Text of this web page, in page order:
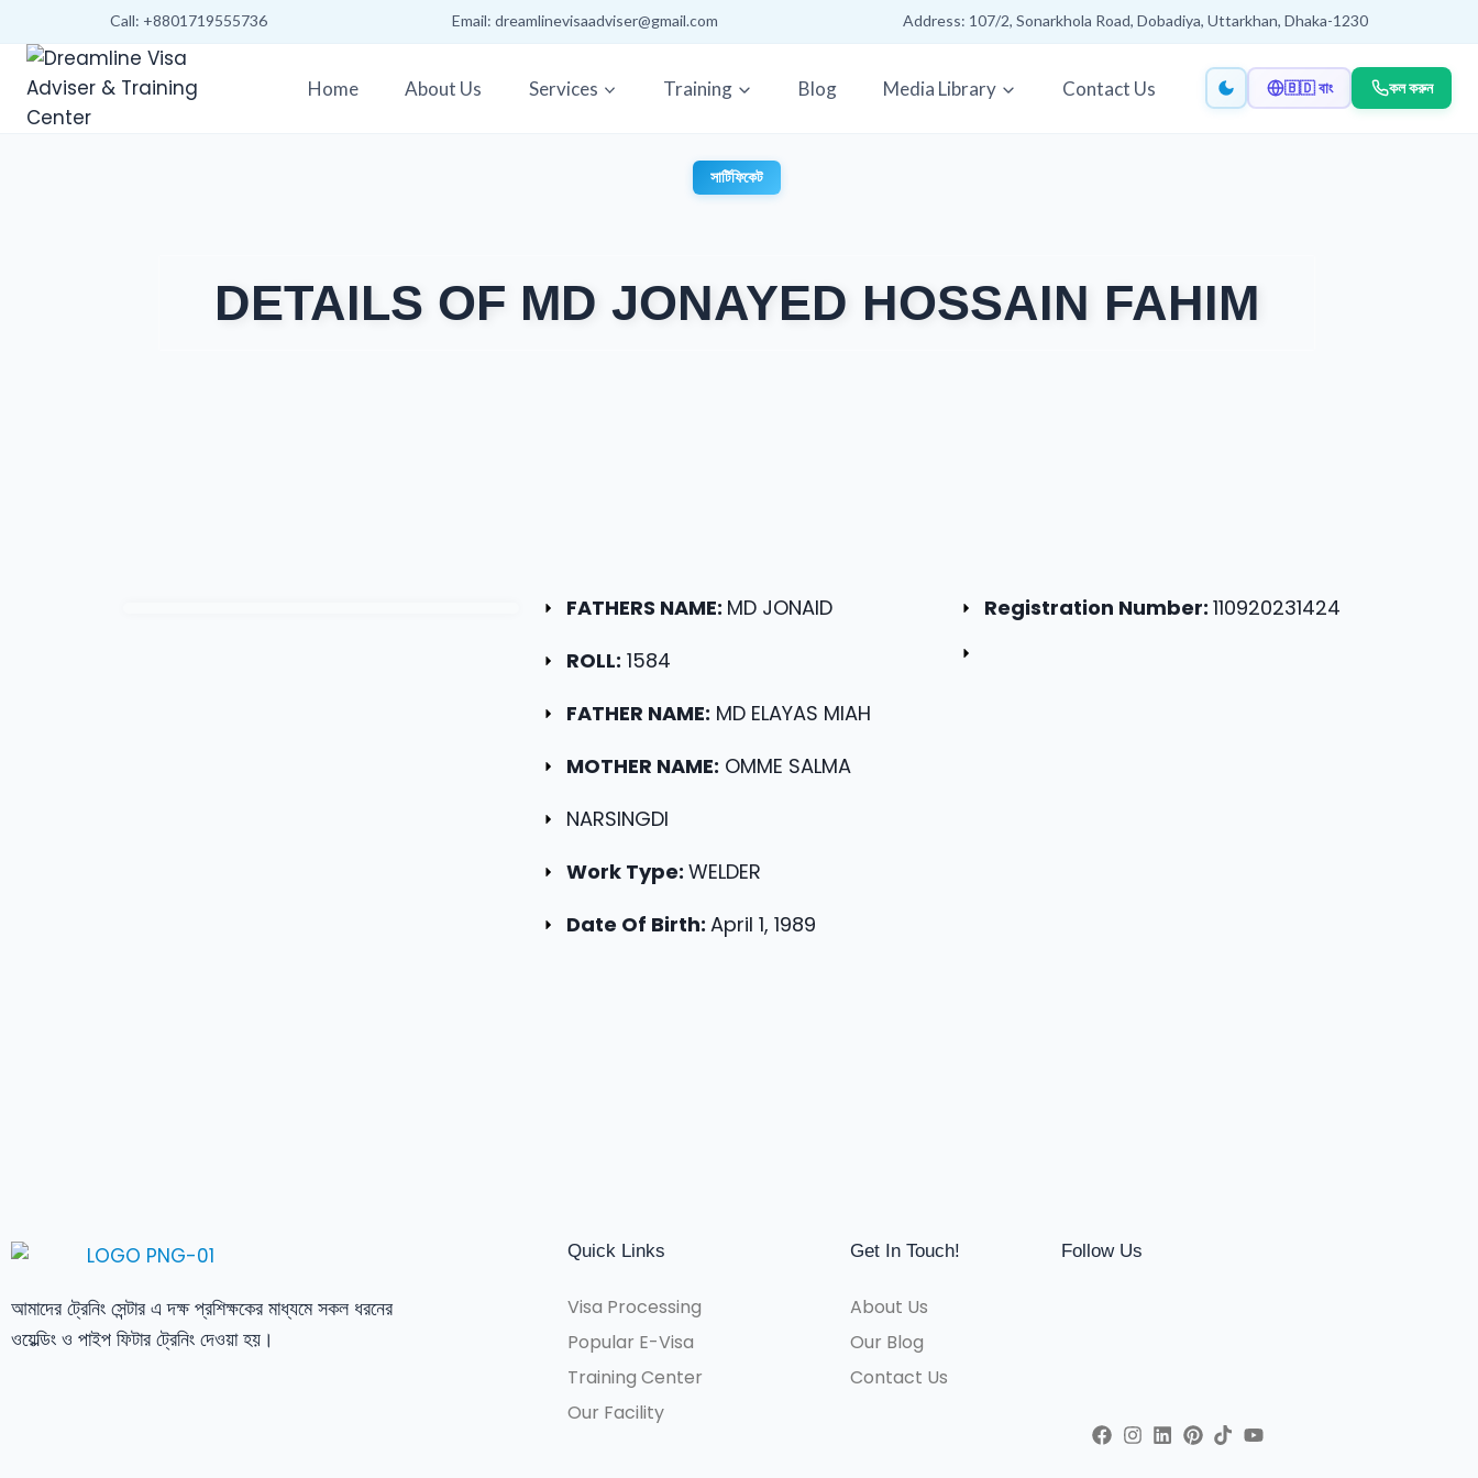
Call: +8801719555736 Email: dreamlinevisaadviser@gmail.com Address: 107/2, Sonarkhola Road, Dobadiya, Uttarkhan, Dhaka-1230
Home About Us Services Training Blog Media Library Contact Us
সার্টিফিকেট
🇧🇩 বাং কল করুন
DETAILS OF MD JONAYED HOSSAIN FAHIM
FATHERS NAME: MD JONAID
ROLL: 1584
FATHER NAME: MD ELAYAS MIAH
MOTHER NAME: OMME SALMA
NARSINGDI
Work Type: WELDER
Date Of Birth: April 1, 1989
Registration Number: 110920231424
আমাদের ট্রেনিং সেন্টার এ দক্ষ প্রশিক্ষকের মাধ্যমে সকল ধরনের
ওয়েল্ডিং ও পাইপ ফিটার ট্রেনিং দেওয়া হয়।
Quick Links
Visa Processing
Popular E-Visa
Training Center
Our Facility
Get In Touch!
About Us
Our Blog
Contact Us
Follow Us